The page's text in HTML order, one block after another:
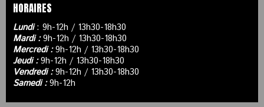
HORAIRES
Lundi: 9h-12h / 13h30-18h30
Mardi :9h-12h / 13h30-18h30
Mercredi :9h-12h / 13h30-18h30
Jeudi :9h-12h / 13h30-18h30
Vendredi :9h-12h / 13h30-18h30
Samedi :9h-12h